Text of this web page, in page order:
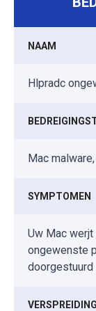
NAAM
Hlpradc
Mac
SYMPTOMEN
Uw Mac werjt
ongewenste